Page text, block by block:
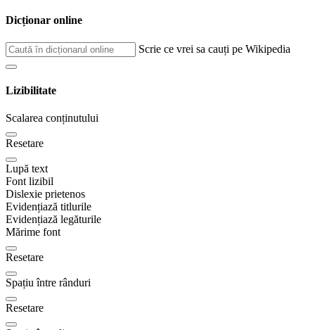
Dicționar online
Scrie ce vrei sa cauți pe Wikipedia
Lizibilitate
Scalarea conținutului
Resetare
Lupă text
Font lizibil
Dislexie prietenos
Evidențiază titlurile
Evidențiază legăturile
Mărime font
Resetare
Spațiu între rânduri
Resetare